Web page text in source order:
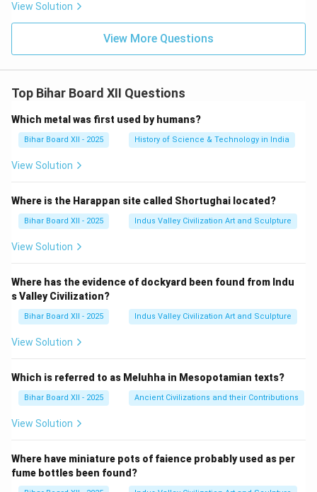
View Solution
View More Questions
Top Bihar Board XII Questions
Which metal was first used by humans?
Bihar Board XII - 2025 History of Science & Technology in India
View Solution
Where is the Harappan site called Shortughai located?
Bihar Board XII - 2025 Indus Valley Civilization Art and Sculpture
View Solution
Where has the evidence of dockyard been found from Indu
s Valley Civilization?
Bihar Board XII - 2025 Indus Valley Civilization Art and Sculpture
View Solution
Which is referred to as Meluhha in Mesopotamian texts?
Bihar Board XII - 2025 Ancient Civilizations and their Contributions
View Solution
Where have miniature pots of faience probably used as per
fume bottles been found?